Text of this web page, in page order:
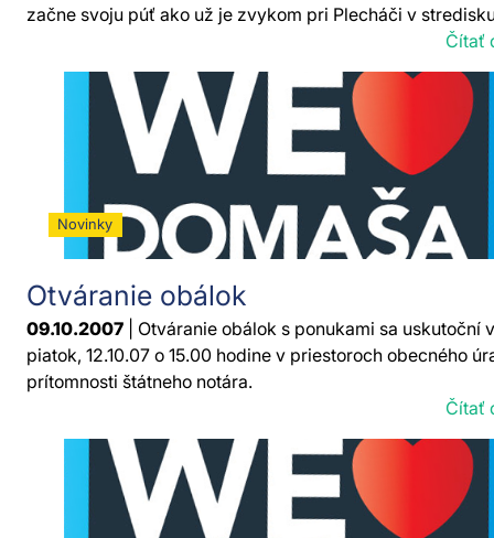
začne svoju púť ako už je zvykom pri Plecháči v
Čítať
Novinky
Otváranie obálok
09.10.2007 | Otváranie obálok s ponukami sa uskutoční v
piatok, 12.10.07 o 15.00 hodine v priestoroch obecného
prítomnosti štátneho notára.
Čítať